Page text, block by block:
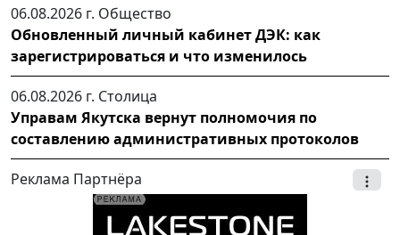
06.08.2026 г. Общество
Обновленный личный кабинет ДЭК: как
зарегистрироваться и что изменилось
06.08.2026 г. Столица
Управам Якутска вернут полномочия по
составлению административных протоколов
Реклама Партнёра